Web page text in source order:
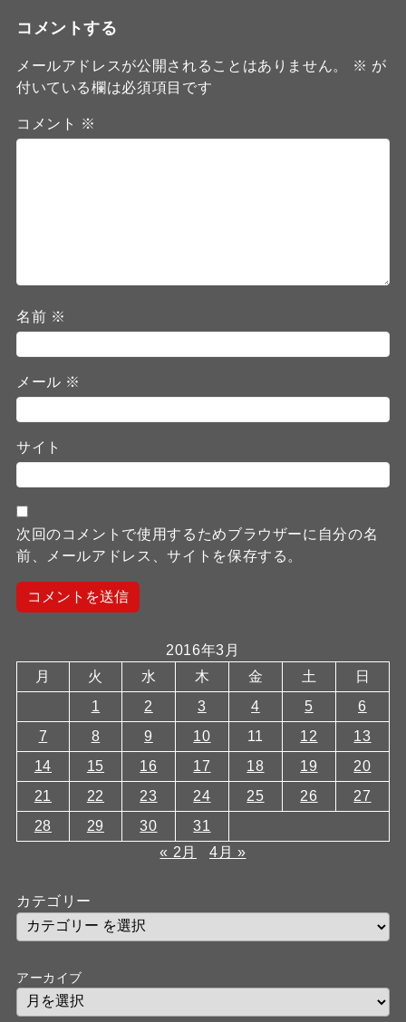
コメントする
メールアドレスが公開されることはありません。 ※ が
付いている欄は必須項目です
コメント ※
名前 ※
メール ※
サイト
次回のコメントで使用するためブラウザーに自分の名
前、メールアドレス、サイトを保存する。
2016年3月
月
火 水 木 金 土
日
1
2 3 4 5
6
7
8 9 10 11 12
13
14
15 16 17 18 19
20
21
22 23 24 25 26
27
28
29 30
31
« 2月
4月 »
カテゴリー
アーカイブ